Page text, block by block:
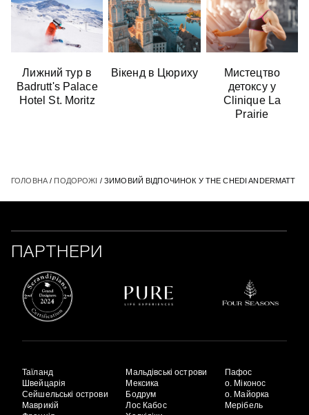
Лижний тур в
Badrutt's Palace
Hotel St. Moritz
Вікенд в Цюриху
Мистецтво
детоксу у
Clinique La
Prairie
ГОЛОВНА/ ПОДОРОЖІ / ЗИМОВИЙ ВІДПОЧИНОК У THE CHEDI ANDERMATT
ПАРТНЕРИ
Таїланд
Швейцарія
Сейшельські острови
Маврикій
Мальдівські острови
Мексика
Бодрум
Лос Кабос
Пафос
о. Міконос
о. Майорка
Мерібель